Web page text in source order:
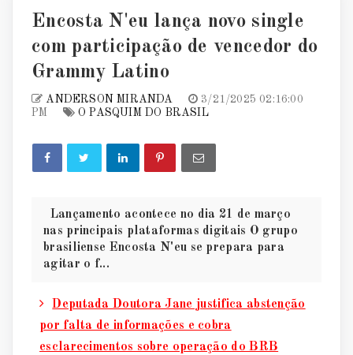
Encosta N'eu lança novo single
com participação de vencedor do
Grammy Latino
ANDERSON MIRANDA
3/21/2025 02:16:00
PM
O PASQUIM DO BRASIL
Lançamento acontece no dia 21 de março
nas principais plataformas digitais O grupo
brasiliense Encosta N'eu se prepara para
agitar o f...
Deputada Doutora Jane justifica abstenção
por falta de informações e cobra
esclarecimentos sobre operação do BRB